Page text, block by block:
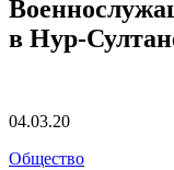
в Нур-
04.03.20
Общество